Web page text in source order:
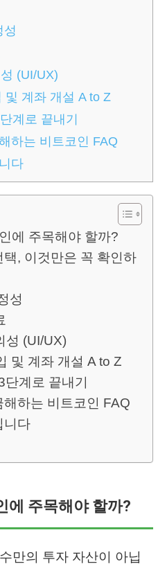
성
(UI/UX)
및 계좌 개설 A to Z
계로 끝내기
하는 비트코인 FAQ
다
에 주목해야 할까?
, 이것만은 꼭 확인하
성
성 (UI/UX)
및 계좌 개설 A to Z
단계로 끝내기
하는 비트코인 FAQ
니다
에 주목해야 할까?
만의 투자 자산이 아닙